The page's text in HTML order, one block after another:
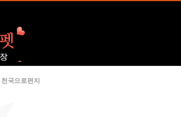
천국으로편지